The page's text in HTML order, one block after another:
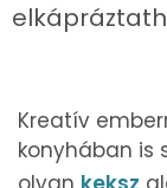
Kreatív
konyhában is